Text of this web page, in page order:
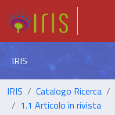
IRIS
IRIS Catalogo Ricerca
1.1 Articolo in rivista